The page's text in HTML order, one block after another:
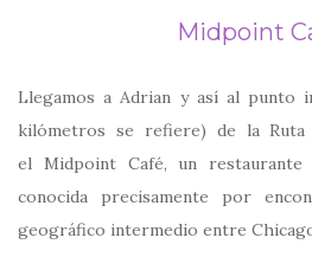
Midpoint
Llegamos a Adrian y así al punto
kilómetros se refiere) de la Ruta
el Midpoint Café, un
conocida precisamente por
geográfico intermedio entre